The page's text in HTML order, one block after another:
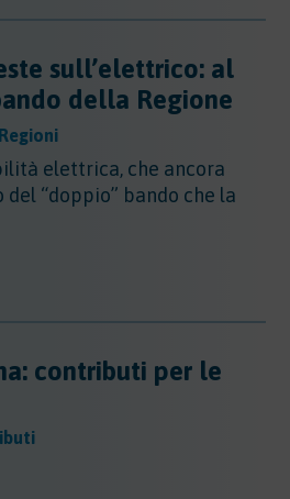
sull’elettrico: al
della Regione
elettrica, che ancora
“doppio” bando che la
contributi per le